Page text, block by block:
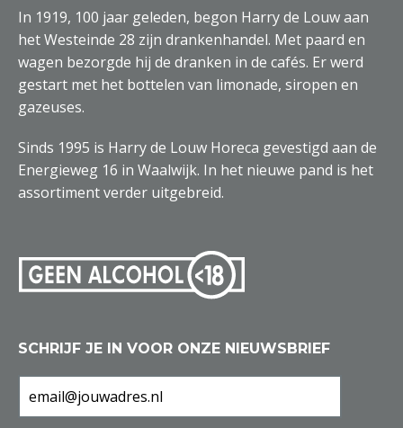
In 1919, 100 jaar geleden, begon Harry de Louw aan
het Westeinde 28 zijn drankenhandel. Met paard en
wagen bezorgde hij de dranken in de cafés. Er werd
gestart met het bottelen van limonade, siropen en
gazeuses.
Sinds 1995 is Harry de Louw Horeca gevestigd aan de
Energieweg 16 in Waalwijk. In het nieuwe pand is het
assortiment verder uitgebreid.
SCHRIJF JE IN VOOR ONZE NIEUWSBRIEF